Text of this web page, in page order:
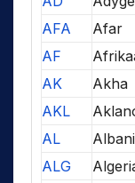
AFA
Afar
AF
AK
Akha
AKL
AL
ALG